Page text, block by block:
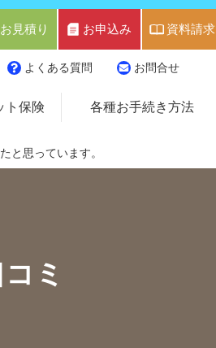
お見積り お申込み 資料請求
よくある質問 お問合せ
ト保険 各種お手続き方法
と思っています。
ミ